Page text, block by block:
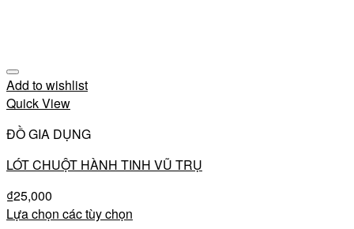
Add to wishlist
Quick View
ĐỒ GIA DỤNG
LÓT CHUỘT HÀNH TINH VŨ TRỤ
₫25,000
Lựa chọn các tùy chọn